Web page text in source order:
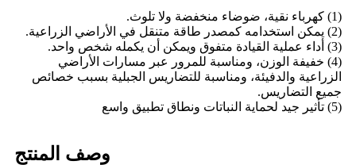
(1) كهرباء نقية، ضوضاء منخفضة ولا تلوث.
(2) يمكن استخدامه كمصدر طاقة متنقل في الأراضي الزراعية.
(3) أداء عملية القيادة متفوق ويمكن أن يكمله شخص واحد.
(4) خفيفة الوزن، ومناسبة للمرور عبر مسارات الأراضي
الزراعية والدفيئة، ومناسبة للتضاريس الجبلية بسبب خصائص
جميع التضاريس.
(5) تأثير جيد لحماية النباتات ونطاق تطبيق واسع
وصف المنتج